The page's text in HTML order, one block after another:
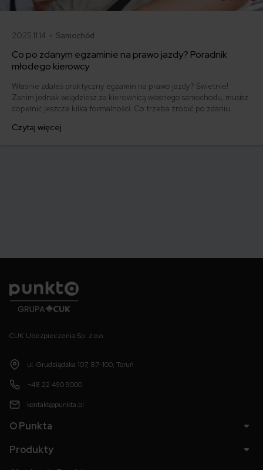
2025.11.14 • Samochód
Co po zdanym egzaminie na prawo jazdy? Poradnik
młodego kierowcy
Właśnie zdałeś praktyczny egzamin na prawo jazdy? Świetnie!
Zanim jednak wsiądziesz za kierownicą własnego samochodu, musisz
dopełnić jeszcze kilka formalności. Co trzeba zrobić po zdaniu
którym szybko załatwisz sprawy urzędowe i będziesz mógł prowadzić
Czytaj więcej
CUK Ubezpieczenia Sp. z o.o.
ul. Grudziądzka 107, 87-100, Toruń
+48 22 490 9000
kontakt@punkta.pl
O Punkta
Produkty